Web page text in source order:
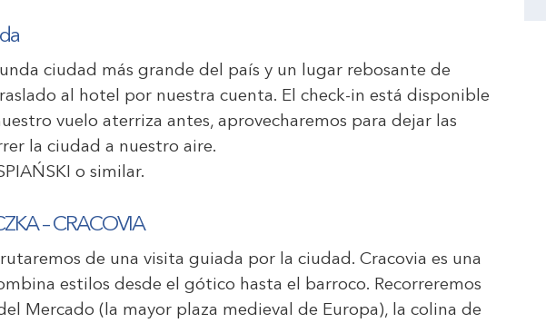
ciudad más grande del país y un lugar rebosante de
al hotel por nuestra cuenta. El check-in está disponible
vuelo aterriza antes, aprovecharemos para dejar las
la ciudad a nuestro aire.
o similar.
– CRACOVIA
de una visita guiada por la ciudad. Cracovia es una
estilos desde el gótico hasta el barroco. Recorreremos
Mercado (la mayor plaza medieval de Europa), la colina de